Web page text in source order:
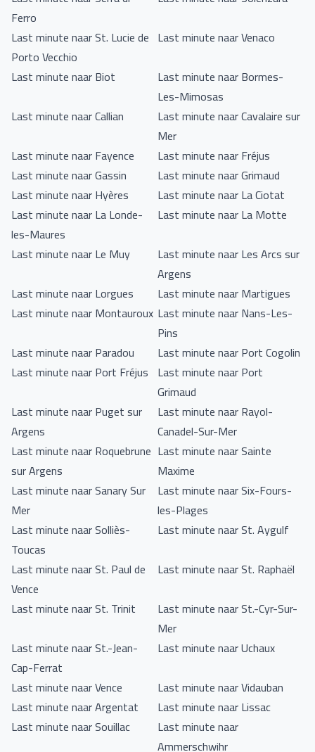
Ferro
Last minute naar St. Lucie de
Porto Vecchio
Last minute naar Venaco
Last minute naar Biot
Last minute naar Bormes-
Les-Mimosas
Last minute naar Callian
Last minute naar Cavalaire sur
Mer
Last minute naar Fayence
Last minute naar Fréjus
Last minute naar Gassin
Last minute naar Grimaud
Last minute naar Hyères
Last minute naar La Ciotat
Last minute naar La Londe-
les-Maures
Last minute naar La Motte
Last minute naar Le Muy
Last minute naar Les Arcs sur
Argens
Last minute naar Lorgues
Last minute naar Martigues
Last minute naar Montauroux Last minute naar Nans-Les-
Pins
Last minute naar Paradou
Last minute naar Port Cogolin
Last minute naar Port Fréjus Last minute naar Port
Grimaud
Last minute naar Puget sur
Argens
Last minute naar Rayol-
Canadel-Sur-Mer
Last minute naar Roquebrune
sur Argens
Last minute naar Sainte
Maxime
Last minute naar Sanary Sur
Mer
Last minute naar Six-Fours-
les-Plages
Last minute naar Solliès-
Toucas
Last minute naar St. Aygulf
Last minute naar St. Paul de
Vence
Last minute naar St. Raphaël
Last minute naar St. Trinit
Last minute naar St.-Cyr-Sur-
Mer
Last minute naar St.-Jean-
Cap-Ferrat
Last minute naar Uchaux
Last minute naar Vence
Last minute naar Vidauban
Last minute naar Argentat
Last minute naar Lissac
Last minute naar Souillac
Last minute naar
Ammerschwihr